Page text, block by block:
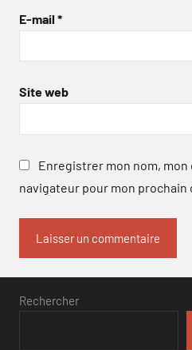
E-mail *
Site web
Enregistrer mon nom,
navigateur pour mon prochain
Rechercher